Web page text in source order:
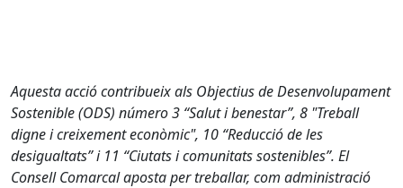
Aquesta acció contribueix als Objectius de Desenvolupament
Sostenible (ODS) número 3 “Salut i benestar”, 8 "Treball
digne i creixement econòmic", 10 “Reducció de les
desigualtats” i 11 “Ciutats i comunitats sostenibles”. El
Consell Comarcal aposta per treballar, com administració